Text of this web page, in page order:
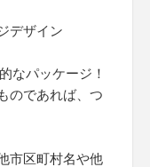
デザイン
なパッケージ！
のであれば、つ
市区町村名や他